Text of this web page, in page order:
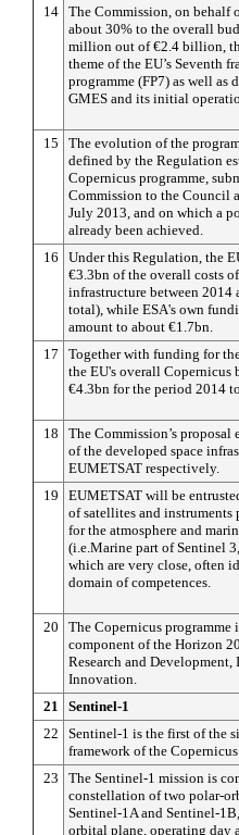
14 The Commission, on behalf
about 30% to the overall
million out of €2.4 billion,
theme of the EU’s Seventh
programme (FP7) as well as
GMES and its initial
15
The evolution of the
defined by the Regulation
Copernicus programme,
Commission to the Council
July 2013, and on which a
already been achieved.
16
Under this Regulation, the
€3.3bn of the overall costs
infrastructure between 2014
total), while ESA's own
amount to about €1.7bn.
17
Together with funding for
the EU's overall Copernicus
€4.3bn for the period 2014
18
The Commission’s proposal
of the developed space
EUMETSAT respectively.
19
EUMETSAT will be
of satellites and
for the atmosphere and
(i.e.Marine part of Sentinel
which are very close, often
domain of competences.
20
The Copernicus programme
component of the Horizon
Research and
Innovation.
21
Sentinel-1
22
Sentinel-1 is the first of the
framework of the
23
The Sentinel-1 mission is
constellation of two polar-
Sentinel-1A and Sentinel-
orbital plane, operating day